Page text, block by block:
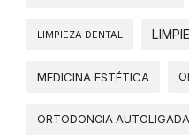
LIMPIEZA DENTAL
MEDICINA ESTÉTICA
ORTODONCIA AUTOLIGADA